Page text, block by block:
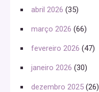
abril 2026 (35)
março 2026 (66)
fevereiro 2026 (47)
janeiro 2026 (30)
dezembro 2025 (26)